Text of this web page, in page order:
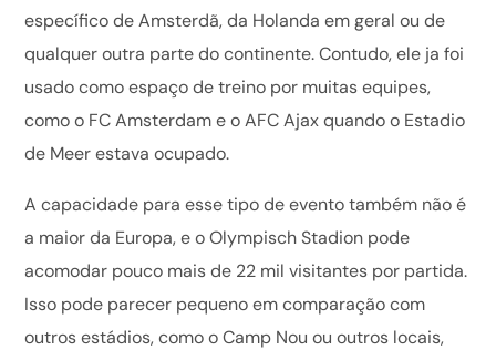
específico de Amsterdã, da Holanda em geral ou de
qualquer outra parte do continente. Contudo, ele ja foi
usado como espaço de treino por muitas equipes,
como o FC Amsterdam e o AFC Ajax quando o Estadio
de Meer estava ocupado.
A capacidade para esse tipo de evento também não é
a maior da Europa, e o Olympisch Stadion pode
acomodar pouco mais de 22 mil visitantes por partida.
Isso pode parecer pequeno em comparação com
outros estádios, como o Camp Nou ou outros locais,